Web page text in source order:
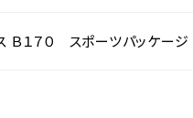
Ｂ１７０ スポーツパッケージ